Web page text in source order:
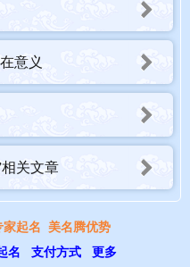
意义
关文章
家起名 美名腾优势
名 支付方式 更多